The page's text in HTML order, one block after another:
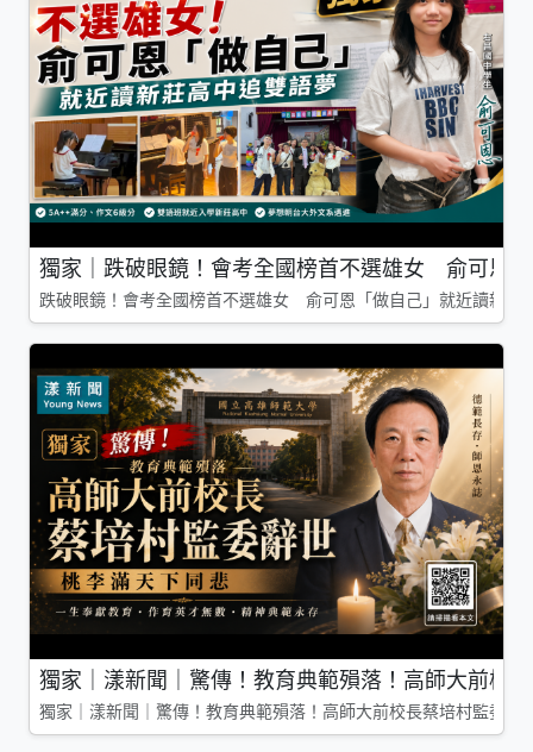
獨家｜跌破眼鏡！會考全國榜首不選雄女 俞可恩
跌破眼鏡！會考全國榜首不選雄女 俞可恩「做自己」就近讀新莊
獨家｜漾新聞｜驚傳！教育典範殞落！高師大前校
獨家｜漾新聞｜驚傳！教育典範殞落！高師大前校長蔡培村監委